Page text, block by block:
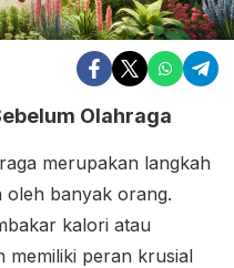
Olahraga
merupakan langkah
oleh banyak orang.
kalori atau
memiliki peran krusial